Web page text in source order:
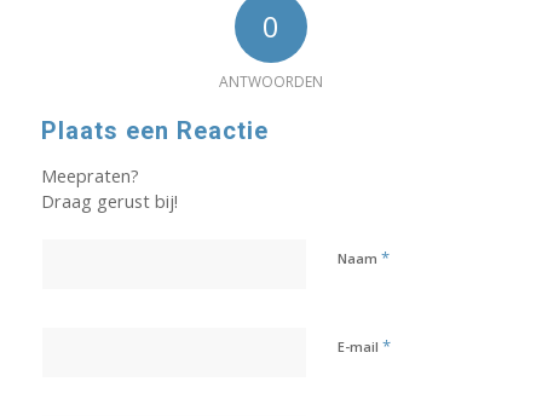
0
ANTWOORDEN
Plaats een Reactie
Meepraten?
Draag gerust bij!
Naam *
E-mail *